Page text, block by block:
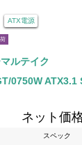
ATX電源
ルテイク
0750W
ネット価格
スペック